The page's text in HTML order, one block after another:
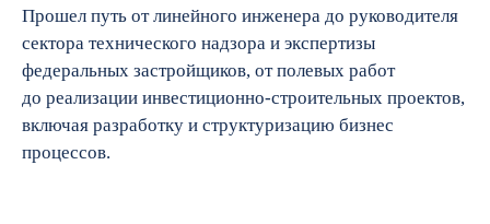
Прошел путь от линейного инженера до руководителя
сектора технического надзора и экспертизы
федеральных застройщиков, от полевых работ
до реализации инвестиционно-строительных проектов,
включая разработку и структуризацию бизнес
процессов.